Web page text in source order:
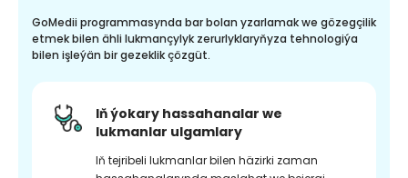
GoMedii programmasynda bar bolan yzarlamak we gözegçilik
etmek bilen ähli lukmançylyk zerurlyklaryňyza tehnologiýa
bilen işleýän bir gezeklik çözgüt.
Iň ýokary hassahanalar we
lukmanlar ulgamlary
Iň tejribeli lukmanlar bilen häzirki zaman